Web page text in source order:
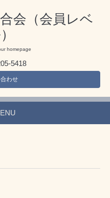
会（会員レベ
homepage
5418
わせ